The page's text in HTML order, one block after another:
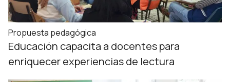
Propuesta pedagógica
Educación capacita a docentes para
enriquecer experiencias de lectura